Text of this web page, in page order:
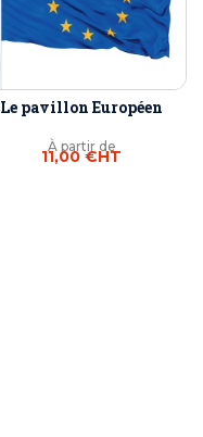
Le pavillon Européen
À partir de
11,00 €HT